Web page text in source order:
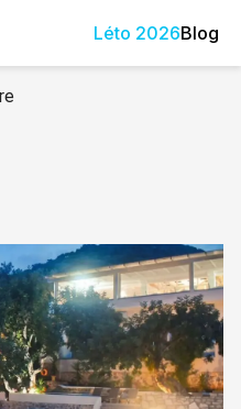
Léto 2026Blog